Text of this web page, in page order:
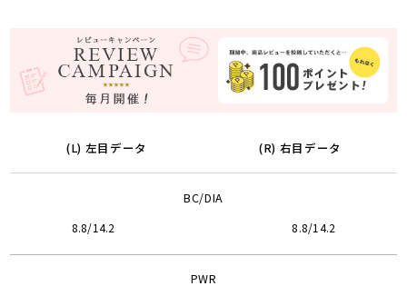
(L) 左目データ (R) 右目データ
BC/DIA
8.8/14.2 8.8/14.2
PWR